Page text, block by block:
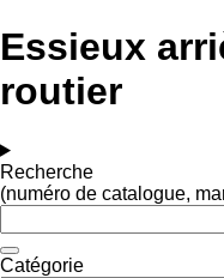
Essieux
routier
Recherche
(numéro de catalogue,
Catégorie